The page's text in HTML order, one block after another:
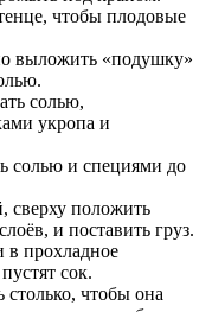
чтобы плодовые
выложить «подушку»
солью,
укропа и
солью и специями до
сверху положить
и поставить груз.
прохладное
сок.
чтобы она